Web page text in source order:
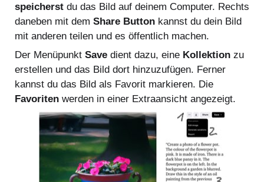
speicherst du das Bild auf deinem Computer. Rechts
daneben mit dem Share Button kannst du dein Bild
mit anderen teilen und es öffentlich machen.
Der Menüpunkt Save dient dazu, eine Kollektion zu
erstellen und das Bild dort hinzuzufügen. Ferner
kannst du das Bild als Favorit markieren. Die
Favoriten werden in einer Extraansicht angezeigt.